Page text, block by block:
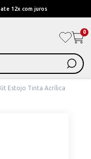
12x com juros
0
Estojo Tinta Acrílica